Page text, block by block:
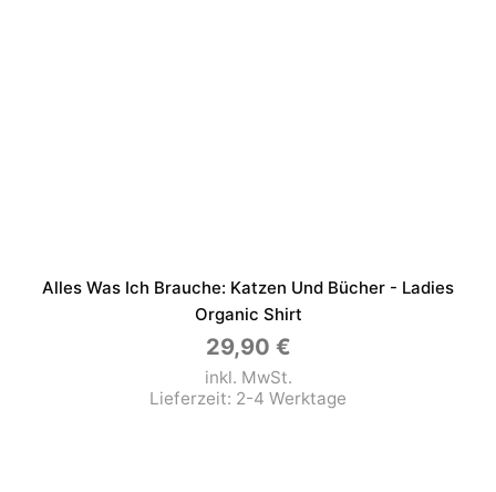
Alles Was Ich Brauche: Katzen Und Bücher - Ladies
Organic Shirt
29,90 €
inkl. MwSt.
Lieferzeit: 2-4 Werktage